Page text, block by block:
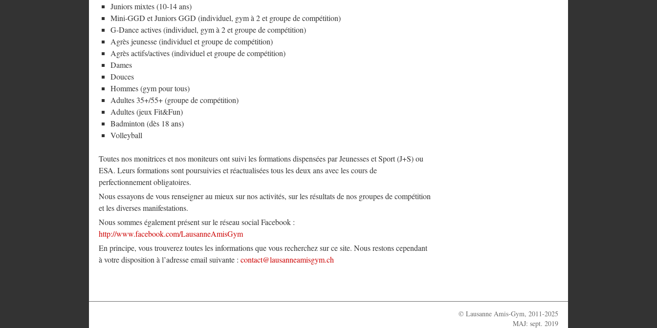
Juniors mixtes (10-14 ans)
Mini-GGD et Juniors GGD (individuel, gym à 2 et groupe de compétition)
G-Dance actives (individuel, gym à 2 et groupe de compétition)
Agrès jeunesse (individuel et groupe de compétition)
Agrès actifs/actives (individuel et groupe de compétition)
Dames
Douces
Hommes (gym pour tous)
Adultes 35+/55+ (groupe de compétition)
Adultes (jeux Fit&Fun)
Badminton (dès 18 ans)
Volleyball
Toutes nos monitrices et nos moniteurs ont suivi les formations dispensées par Jeunesses et Sport (J+S) ou
ESA. Leurs formations sont poursuivies et réactualisées tous les deux ans avec les cours de
perfectionnement obligatoires.
Nous essayons de vous renseigner au mieux sur nos activités, sur les résultats de nos groupes de compétition
et les diverses manifestations.
Nous sommes également présent sur le réseau social Facebook :
http://www.facebook.com/LausanneAmisGym
En principe, vous trouverez toutes les informations que vous recherchez sur ce site. Nous restons cependant
à votre disposition à l’adresse email suivante : contact@lausanneamisgym.ch
© Lausanne Amis-Gym, 2011-2025
MAJ: sept. 2019